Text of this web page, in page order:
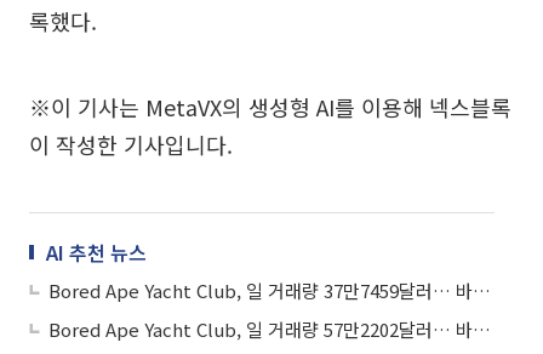
록했다.
※이 기사는 MetaVX의 생성형 AI를 이용해 넥스블록
이 작성한 기사입니다.
AI 추천 뉴스
Bored Ape Yacht Club, 일 거래량 37만7459달러… 바닥가 2만4163달러
Bored Ape Yacht Club, 일 거래량 57만2202달러… 바닥가 2만308달러